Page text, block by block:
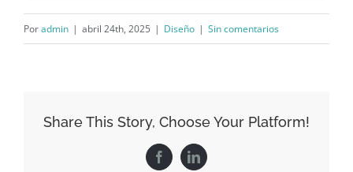
Poradmin | abril 24th, 2025 | Diseño | Sin comentarios
Share This Story, Choose Your Platform!
FacebookLinkedIn